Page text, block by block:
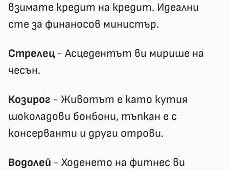
взимате кредит на кредит. Идеални
сте за финаносов министър.
Стрелец- Асцедентът ви мирише на
чесън.
Козирог - Животът е като кутия
шоколадови бонбони, тъпкан е с
консерванти и други отрови.
Водолей - Ходенето на фитнес ви